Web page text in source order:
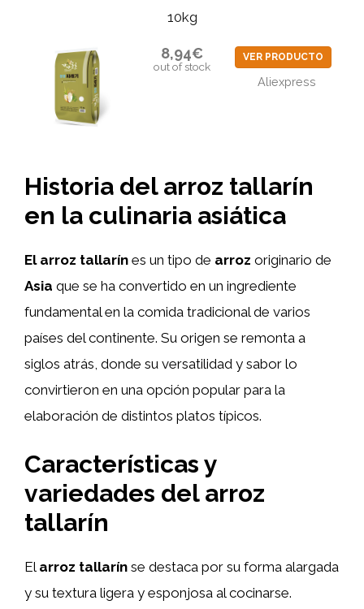
10kg
8,94€
out of stock
VER PRODUCTO
Aliexpress
Historia del arroz tallarín
en la culinaria asiática
El arroz tallarín es un tipo de arroz originario de
Asia que se ha convertido en un ingrediente
fundamental en la comida tradicional de varios
países del continente. Su origen se remonta a
siglos atrás, donde su versatilidad y sabor lo
convirtieron en una opción popular para la
elaboración de distintos platos típicos.
Características y
variedades del arroz
tallarín
El arroz tallarín se destaca por su forma alargada
y su textura ligera y esponjosa al cocinarse.